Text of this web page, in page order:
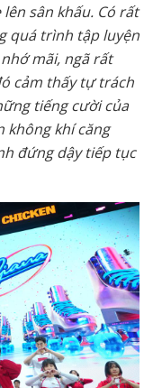
sân khấu. Có rất
quá trình tập luyện
mãi, ngã rất
cảm thấy tự trách
tiếng cười của
không khí căng
đứng dậy tiếp tục